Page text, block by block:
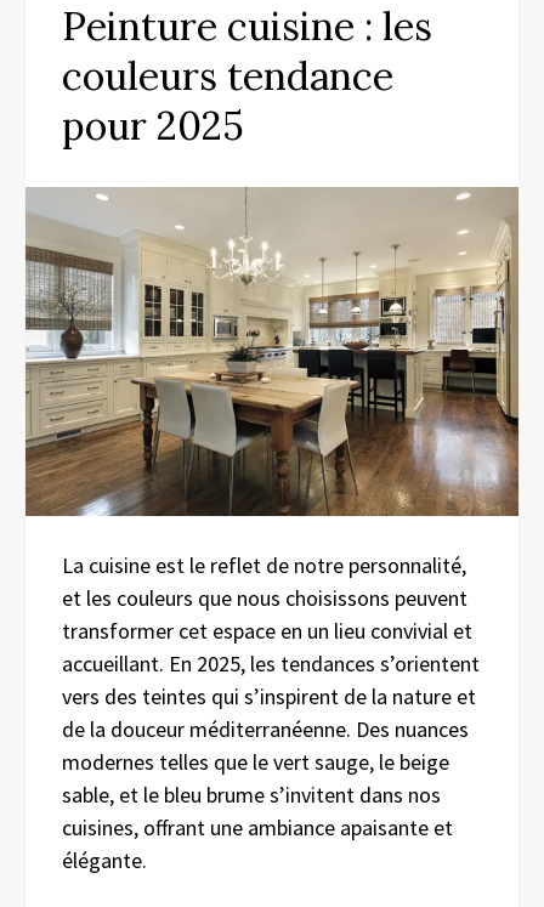
Peinture cuisine : les
couleurs tendance
pour 2025
La cuisine est le reflet de notre personnalité,
et les couleurs que nous choisissons peuvent
transformer cet espace en un lieu convivial et
accueillant. En 2025, les tendances s’orientent
vers des teintes qui s’inspirent de la nature et
de la douceur méditerranéenne. Des nuances
modernes telles que le vert sauge, le beige
sable, et le bleu brume s’invitent dans nos
cuisines, offrant une ambiance apaisante et
élégante.